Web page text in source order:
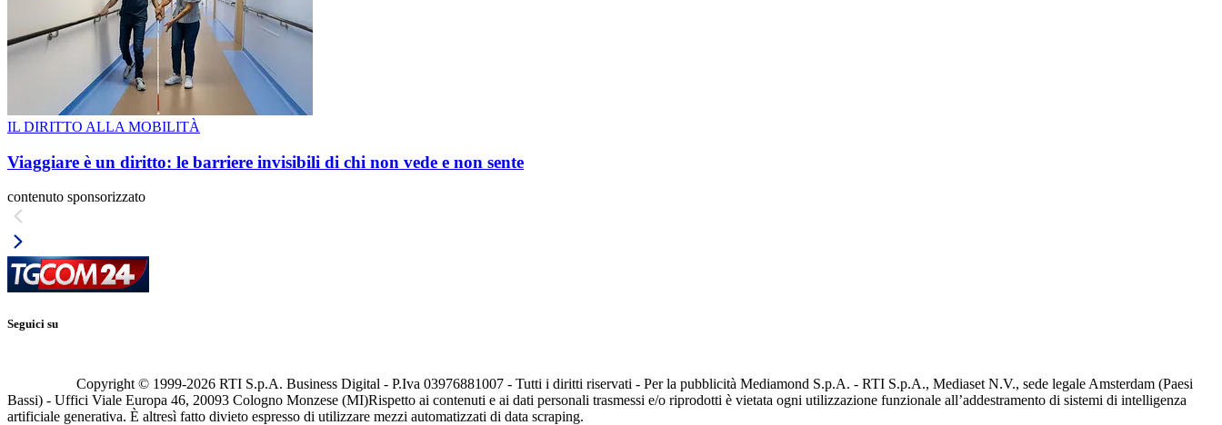
IL DIRITTO ALLA MOBILITÀ
Viaggiare è un diritto: le barriere invisibili di chi non vede e non sente
contenuto sponsorizzato
Seguici su
Copyright © 1999-2026 RTI S.p.A. Business Digital - P.Iva 03976881007 - Tutti i diritti riservati - Per la pubblicità Mediamond S.p.A. - RTI S.p.A., Mediaset N.V., sede legale Amsterdam (Paesi
Bassi) - Uffici Viale Europa 46, 20093 Cologno Monzese (MI)Rispetto ai contenuti e ai dati personali trasmessi e/o riprodotti è vietata ogni utilizzazione funzionale all’addestramento di sistemi di intelligenza
artificiale generativa. È altresì fatto divieto espresso di utilizzare mezzi automatizzati di data scraping.